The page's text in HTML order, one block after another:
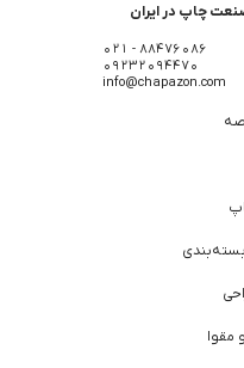
چاپ در ایران
88476086 - 021
09232094470
info@chapazon.com
مقوا